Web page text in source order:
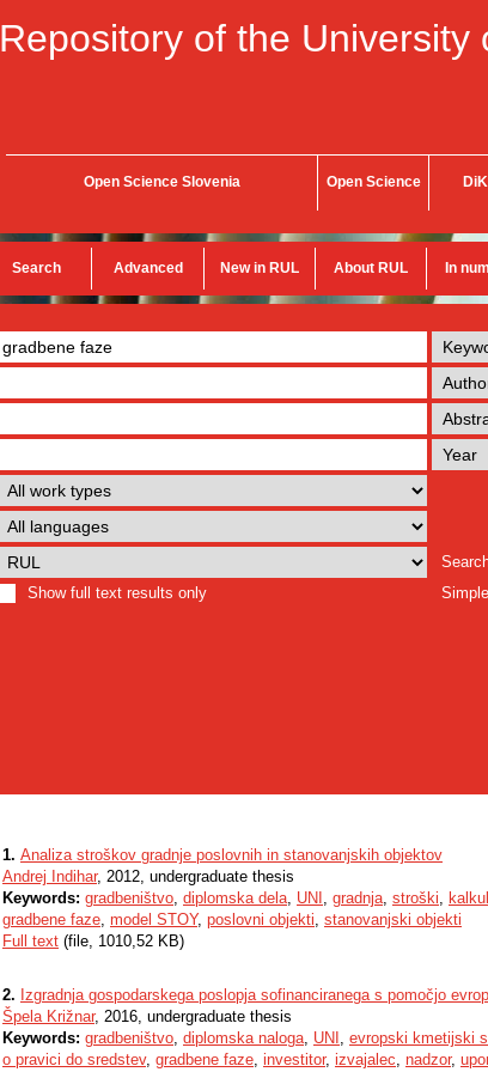
Repository of the University
Open Science Slovenia Open Science
Search Advanced New in RUL About RUL In
Show full text results only
1. Analiza stroškov gradnje poslovnih in stanovanjskih objektov
Andrej Indihar, 2012, undergraduate thesis
Keywords: gradbeništvo, diplomska dela, UNI , gradnja, stroški,
gradbene faze, model STOY, poslovni objekti, stanovanjski objekti
Full text (file, 1010,52 KB)
2. Izgradnja gospodarskega poslopja sofinanciranega s pomočjo
Špela Križnar, 2016, undergraduate thesis
Keywords: gradbeništvo, diplomska naloga, UNI , evropski kmetijski
o pravici do sredstev, gradbene faze, investitor, izvajalec, nadzor,